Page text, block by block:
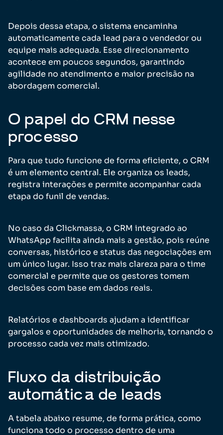
Depois dessa etapa, o sistema encaminha
automaticamente cada lead para o vendedor ou
equipe mais adequada. Esse direcionamento
acontece em poucos segundos, garantindo
agilidade no atendimento e maior precisão na
abordagem comercial.
O papel do CRM nesse
processo
Para que tudo funcione de forma eficiente, o CRM
é um elemento central. Ele organiza os leads,
registra interações e permite acompanhar cada
etapa do funil de vendas.
No caso da Clickmassa, o CRM integrado ao
WhatsApp facilita ainda mais a gestão, pois reúne
conversas, histórico e status das negociações em
um único lugar. Isso traz mais clareza para o time
comercial e permite que os gestores tomem
decisões com base em dados reais.
Relatórios e dashboards ajudam a identificar
gargalos e oportunidades de melhoria, tornando o
processo cada vez mais otimizado.
Fluxo da distribuição
automática de leads
A tabela abaixo resume, de forma prática, como
funciona todo o processo dentro de uma